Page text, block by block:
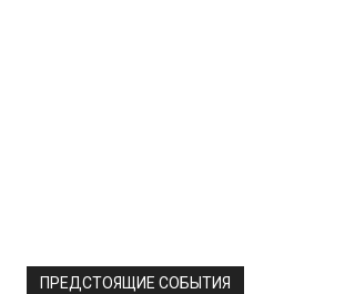
ПРЕДСТОЯЩИЕ СОБЫТИЯ